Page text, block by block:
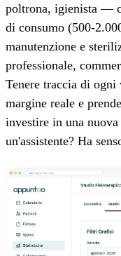
poltrona, igienista —
di consumo (500-
manutenzione e
professionale,
Tenere traccia di
margine reale e
investire in una
un'assistente? Ha